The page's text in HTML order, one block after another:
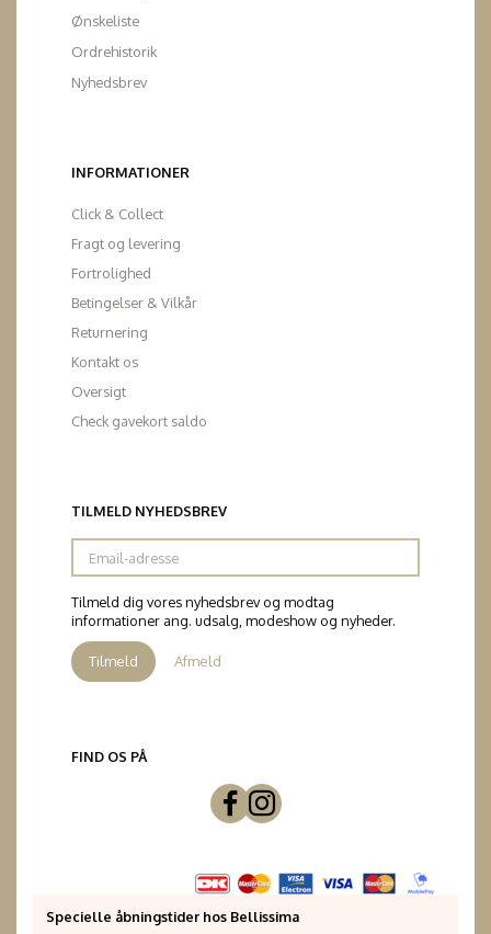
Ønskeliste
Ordrehistorik
Nyhedsbrev
INFORMATIONER
Click & Collect
Fragt og levering
Fortrolighed
Betingelser & Vilkår
Returnering
Kontakt os
Oversigt
Check gavekort saldo
TILMELD NYHEDSBREV
Email-
adresse
Tilmeld dig vores nyhedsbrev og modtag
informationer ang. udsalg, modeshow og nyheder.
Tilmeld Afmeld
FIND OS PÅ
Specielle åbningstider hos Bellissima